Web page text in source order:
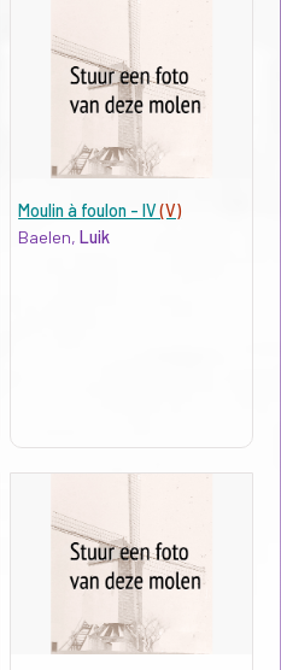
Moulin à foulon - IV(V)
Baelen,Luik